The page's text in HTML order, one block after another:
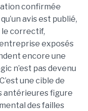
confirmée
avis est publié,
le correctif,
exposés
encore une
n’est pas devenu
une cible de
antérieures figure
des failles